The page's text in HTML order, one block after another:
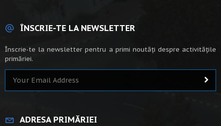
ÎNSCRIE-TE LA NEWSLETTER
Înscrie-te la newsletter pentru a primi noutăți despre activitățile
primăriei.
ADRESA PRIMĂRIEI